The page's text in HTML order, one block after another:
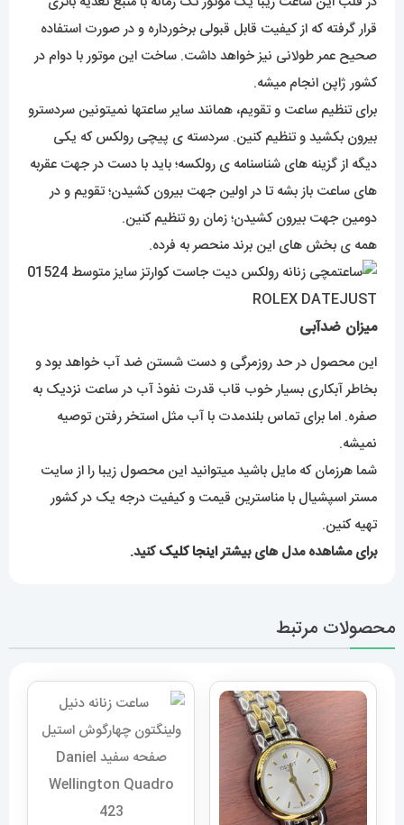
قرار گرفته که از کیفیت قابل قبولی برخورداره و در صورت استفاده
صحیح عمر طولانی نیز خواهد داشت. ساخت این موتور با دوام در
کشور ژاپن انجام میشه.
برای تنظیم ساعت و تقویم، همانند سایر ساعتها نمیتونین سردسترو
بیرون بکشید و تنظیم کنین. سردسته ی پیچی رولکس که یکی
دیگه از گزینه های شناسنامه ی رولکسه؛ باید با دست در جهت عقربه
های ساعت باز بشه تا در اولین جهت بیرون کشیدن؛ تقویم و در
دومین جهت بیرون کشیدن؛ زمان رو تنظیم کنین.
همه ی بخش های این برند منحصر به فرده.
میزان ضدآبی
این محصول در حد روزمرگی و دست شستن ضد آب خواهد بود و
بخاطر آبکاری بسیار خوب قاب قدرت نفوذ آب در ساعت نزدیک به
صفره. اما برای تماس بلندمدت با آب مثل استخر رفتن توصیه
نمیشه.
شما هرزمان که مایل باشید میتوانید این محصول زیبا را از سایت
مستر اسپشیال با مناسترین قیمت و کیفیت درجه یک در کشور
تهیه کنین.
برای مشاهده مدل های بیشتراینجا کلیککنید.
محصولات مرتبط